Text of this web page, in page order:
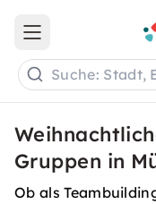
Open main menu
Suche: Stadt,
Gruppen in
Ob als